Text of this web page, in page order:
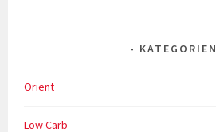
KATEGORIEN
Orient
Low Carb